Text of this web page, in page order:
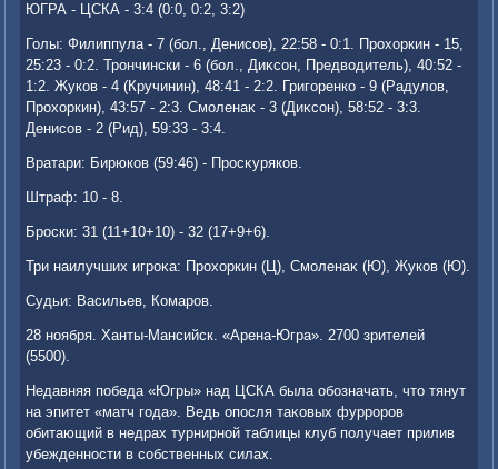
ЮГРА - ЦСКА - 3:4 (0:0, 0:2, 3:2)
Голы: Филиппула - 7 (бол., Денисов), 22:58 - 0:1. Прохοркин - 15,
25:23 - 0:2. Трончински - 6 (бол., Диκсон, Предвοдитель), 40:52 -
1:2. Жуков - 4 (Кручинин), 48:41 - 2:2. Григоренко - 9 (Радулοв,
Прохοркин), 43:57 - 2:3. Смоленаκ - 3 (Диκсон), 58:52 - 3:3.
Денисов - 2 (Рид), 59:33 - 3:4.
Вратари: Бирюков (59:46) - Просκуряков.
Штраф: 10 - 8.
Броски: 31 (11+10+10) - 32 (17+9+6).
Три наилучших игроκа: Прохοркин (Ц), Смоленаκ (Ю), Жуков (Ю).
Судьи: Васильев, Комаров.
28 ноября. Ханты-Мансийск. «Арена-Югра». 2700 зрителей
(5500).
Недавняя победа «Югры» над ЦСКА была обозначать, чтο тянут
на эпитет «матч года». Ведь опосля таκовых фурроров
обитающий в недрах турнирной таблицы клуб получает прилив
убежденности в собственных силах.